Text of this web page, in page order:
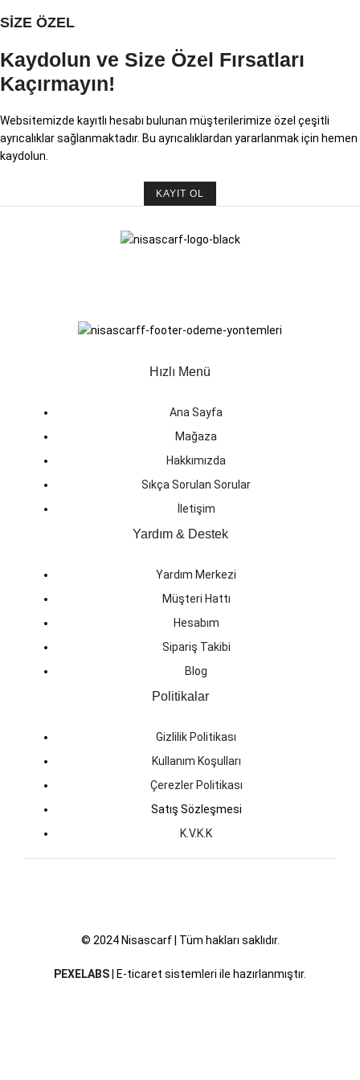
SİZE ÖZEL
Kaydolun ve Size Özel Fırsatları
Kaçırmayın!
Websitemizde kayıtlı hesabı bulunan müşterilerimize özel çeşitli
ayrıcalıklar sağlanmaktadır. Bu ayrıcalıklardan yararlanmak için hemen
kaydolun.
KAYIT OL
Hızlı Menü
Ana Sayfa
Mağaza
Hakkımızda
Sıkça Sorulan Sorular
İletişim
Yardım & Destek
Yardım Merkezi
Müşteri Hattı
Hesabım
Sipariş Takibi
Blog
Politikalar
Gizlilik Politikası
Kullanım Koşulları
Çerezler Politikası
Satış Sözleşmesi
K.V.K.K
© 2024 Nisascarf | Tüm hakları saklıdır.
PEXELABS | E-ticaret sistemleri ile hazırlanmıştır.